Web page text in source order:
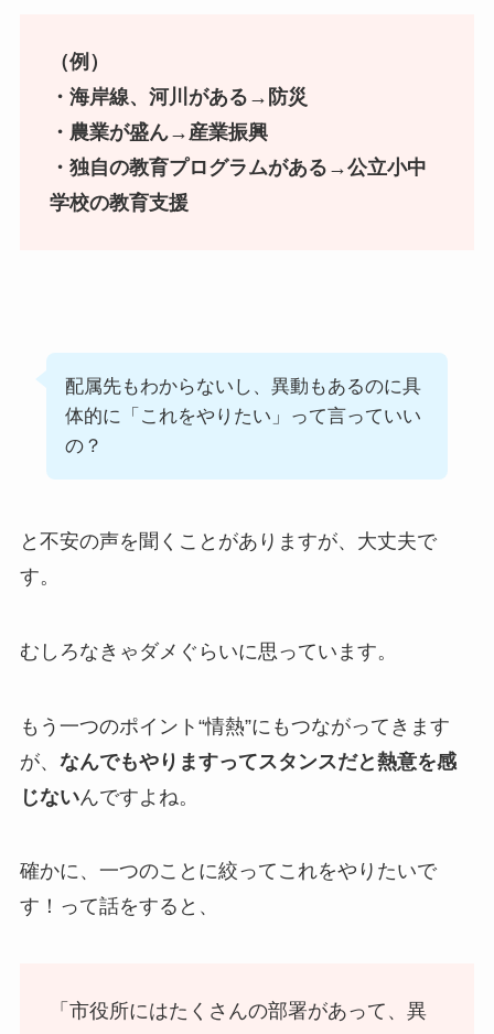
（例）
・海岸線、河川がある→防災
・農業が盛ん→産業振興
・独自の教育プログラムがある→公立小中
学校の教育支援
配属先もわからないし、異動もあるのに具
体的に「これをやりたい」って言っていい
の？
と不安の声を聞くことがありますが、大丈夫で
す。
むしろなきゃダメぐらいに思っています。
もう一つのポイント“情熱”にもつながってきます
が、 なんでもやりますってスタンスだと熱意を感
じないんですよね。
確かに、一つのことに絞ってこれをやりたいで
す！って話をすると、
「市役所にはたくさんの部署があって、異